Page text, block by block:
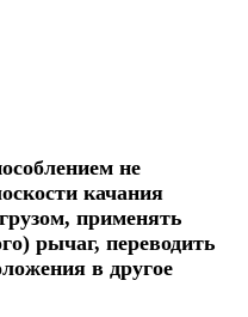
не
качания
применять
рычаг, переводить
в другое